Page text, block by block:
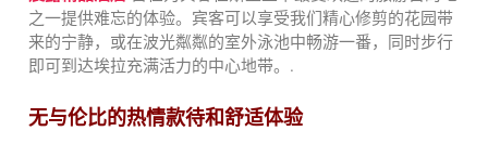
之一提供难忘的体验。宾客可以享受我们精心修剪的花园带
来的宁静，或在波光粼粼的室外泳池中畅游一番，同时步行
即可到达埃拉充满活力的中心地带。.
无与伦比的热情款待和舒适体验